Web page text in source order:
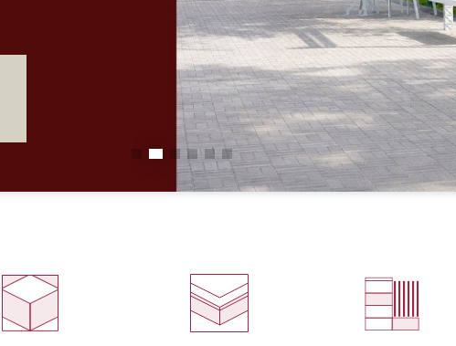
Карта сайта
Подробности уточняйте у менеджера.
КУПИТЬ